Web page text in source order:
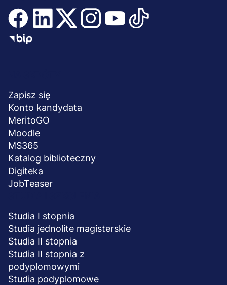
stopka
Zapisz się
Konto kandydata
MeritoGO
Moodle
MS365
Katalog biblioteczny
Digiteka
JobTeaser
Studia I stopnia
Studia jednolite magisterskie
Studia II stopnia
Studia II stopnia z
podyplomowymi
Studia podyplomowe